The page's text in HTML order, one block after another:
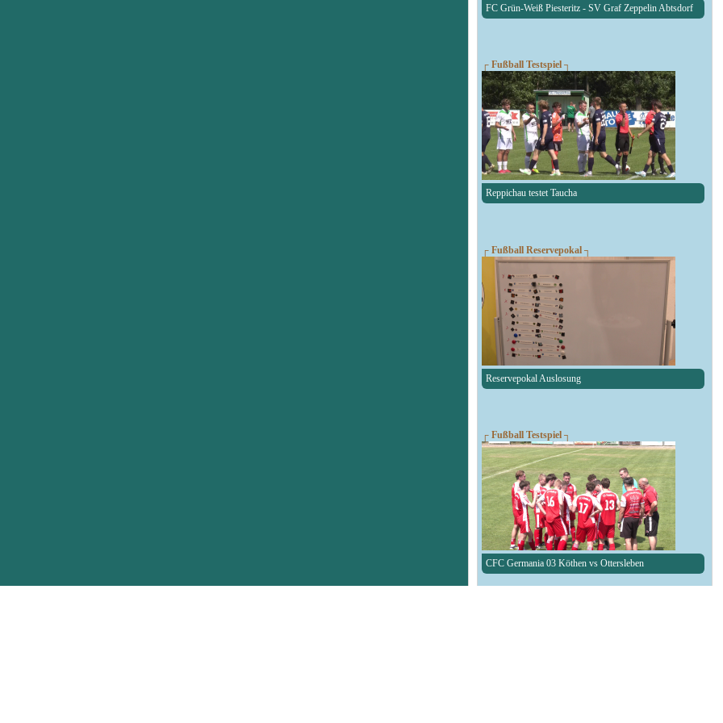
FC Grün-Weiß Piesteritz - SV Graf Zeppelin Abtsdorf
┌ Fußball Testspiel ┐
Reppichau testet Taucha
┌ Fußball Reservepokal ┐
Reservepokal Auslosung
┌ Fußball Testspiel ┐
CFC Germania 03 Köthen vs Ottersleben